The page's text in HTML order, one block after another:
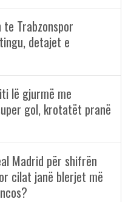
te Trabzonspor
detajet e
lë gjurmë me
gol, krotatët pranë
Madrid për shifrën
cilat janë blerjet më